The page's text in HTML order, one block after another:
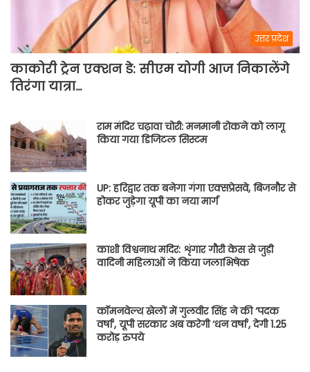
उत्तर प्रदेश
काकोरी ट्रेन एक्शन डे: सीएम योगी आज निकालेंगे
तिरंगा यात्रा…
राम मंदिर चढ़ावा चोरी: मनमानी रोकने को लागू
किया गया डिजिटल सिस्टम
UP: हरिद्वार तक बनेगा गंगा एक्सप्रेसवे, बिजनौर से
होकर जुड़ेगा यूपी का नया मार्ग
काशी विश्वनाथ मदिर: शृंगार गौरी केस से जुड़ी
वादिनी महिलाओं ने किया जलाभिषेक
कॉमनवेल्थ खेलों में गुलवीर सिंह ने की ‘पदक
वर्षा’, यूपी सरकार अब करेगी ‘धन वर्षा’, देगी 1.25
करोड़ रुपये